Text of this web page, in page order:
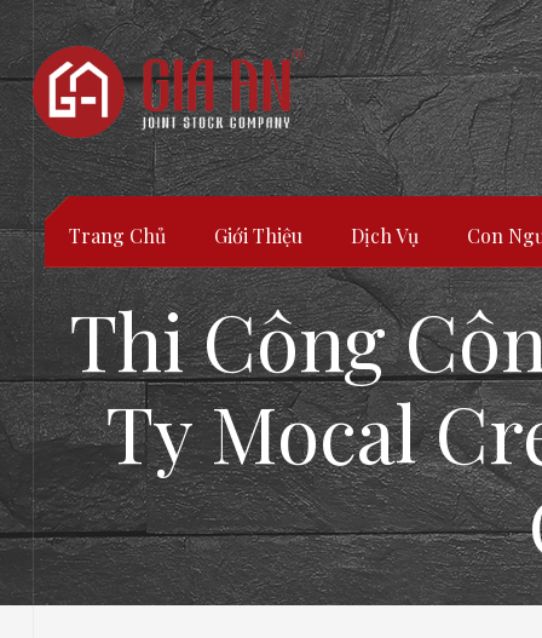
Trang Chủ Giới Thiệu Dịch Vụ Con
Thi Công
Ty Mocal